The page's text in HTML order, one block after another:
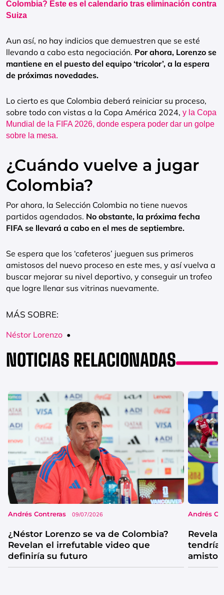
Colombia? Este es el calendario tras eliminación contra
Suiza
Aun así, no hay indicios que demuestren que se esté
llevando a cabo esta negociación. Por ahora, Lorenzo se
mantiene en el puesto del equipo ‘tricolor’, a la espera
de próximas novedades.
Lo cierto es que Colombia deberá reiniciar su proceso,
sobre todo con vistas a la Copa América 2024, y la Copa
Mundial de la FIFA 2026, donde espera poder dar un golpe
sobre la mesa.
¿Cuándo vuelve a jugar
Colombia?
Por ahora, la Selección Colombia no tiene nuevos
partidos agendados. No obstante, la próxima fecha
FIFA se llevará a cabo en el mes de septiembre.
Se espera que los ‘cafeteros’ jueguen sus primeros
amistosos del nuevo proceso en este mes, y así vuelva a
buscar mejorar su nivel deportivo, y conseguir un trofeo
que logre llenar sus vitrinas nuevamente.
MÁS SOBRE:
Néstor Lorenzo •
NOTICIAS RELACIONADAS
Andrés Contreras 09/07/2026
¿Néstor Lorenzo se va de Colombia?
Revelan el irrefutable video que
definiría su futuro
Andrés
tendría